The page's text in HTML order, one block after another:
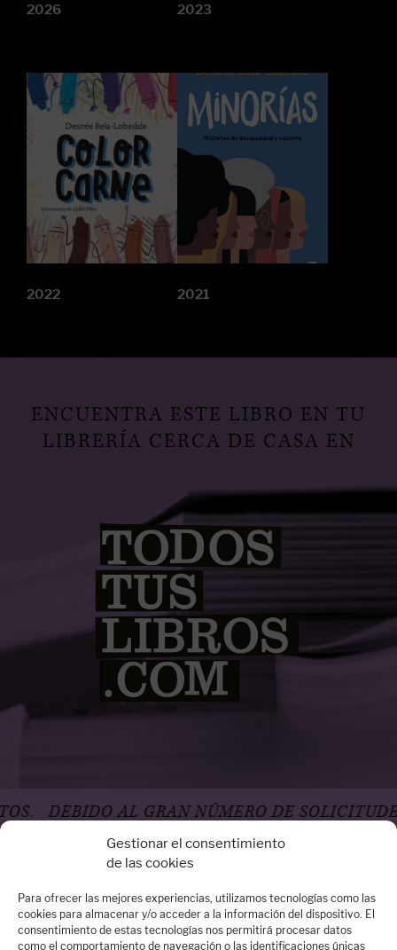
Gestionar el consentimiento
de las cookies
Para ofrecer las mejores experiencias, utilizamos tecnologías como las
cookies para almacenar y/o acceder a la información del dispositivo. El
consentimiento de estas tecnologías nos permitirá procesar datos
como el comportamiento de navegación o las identificaciones únicas
2026 2023
2022 2021
ENCUENTRA ESTE LIBRO EN TU
LIBRERÍA CERCA DE CASA EN
DEBIDO AL GRAN NÚMERO DE SOLICITUDES,
Oficina Madrid